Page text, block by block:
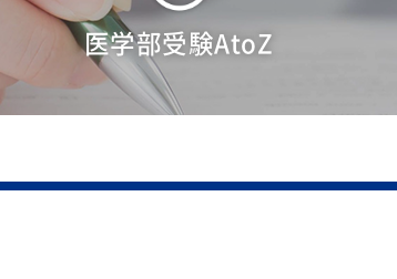
医学部受験AtoZ